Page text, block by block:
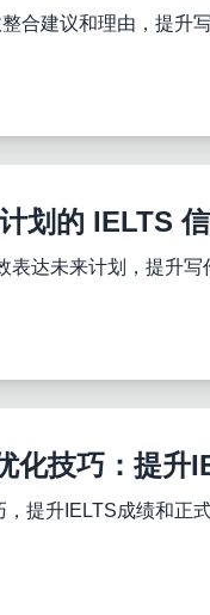
合建议和理由，提升
划的 IELTS
表达未来计划，提升
化技巧：提升
提升IELTS成绩和正